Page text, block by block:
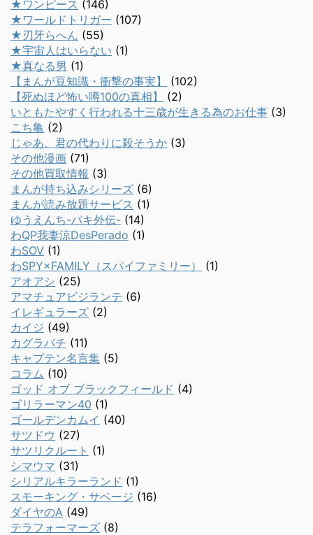
★ワンピース (146)
★ワールドトリガー (107)
★刃牙らへん (55)
★宇宙人はいらない (1)
★真なる男 (1)
【まんが豆知識・衝撃の事実】
(102)
【死ぬほど怖い噂100の真相】
(2)
いともたやすく行われる十三歳が生きる為のお仕事 (3)
こち亀 (2)
じゃあ、君の代わりに殺そうか (3)
その他漫画 (71)
その他買取情報 (3)
まんが持ち込みシリーズ (6)
まんが読み放題サービス (1)
ゆうえんち-バキ外伝- (14)
わQP我妻涼DesPerado (1)
わSOV (1)
わSPY×FAMILY（スパイファミリー）
(1)
アオアシ (25)
アマチュアビジランテ (6)
イレギュラーズ (2)
カイジ (49)
カグラバチ (11)
キャプテン名言集 (5)
コラム (10)
ゴッド オブ ブラックフィールド (4)
ゴリラーマン40 (1)
ゴールデンカムイ (40)
サツドウ (27)
サツリクルート (1)
シマウマ (31)
シリアルキラーランド (1)
スモーキング・サベージ (16)
ダイヤのA (49)
テラフォーマーズ (8)